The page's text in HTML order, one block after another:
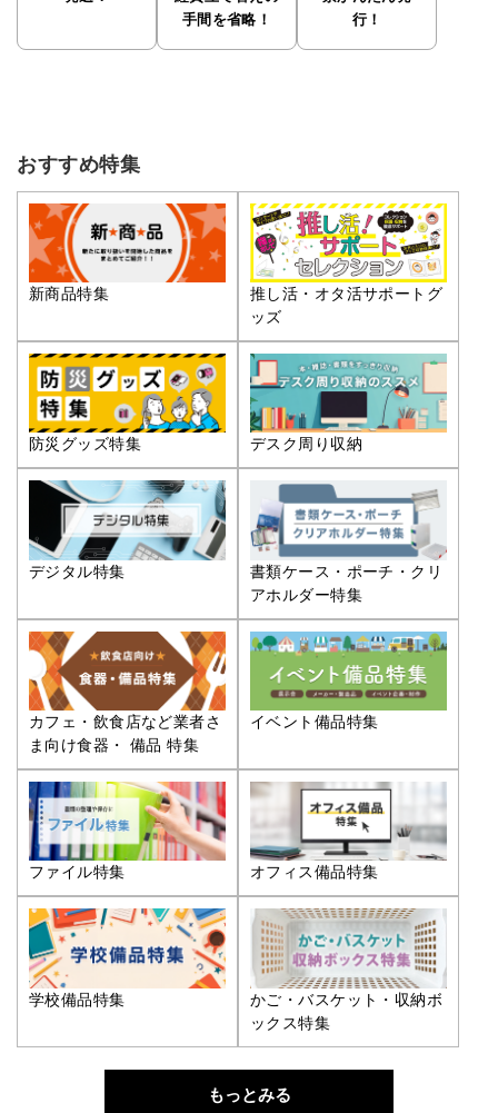
手間を省略！
行！
おすすめ特集
新商品特集
推し活・オタ活サポートグ
ッズ
防災グッズ特集 デスク周り収納
デジタル特集
書類ケース・ポーチ・クリ
アホルダー特集
カフェ・飲食店など業者さ
ま向け食器・ 備品 特集
イベント備品特集
ファイル特集 オフィス備品特集
学校備品特集
かご・バスケット・収納ボ
ックス特集
もっとみる